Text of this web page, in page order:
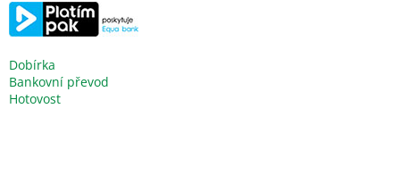
Dobírka
Bankovní převod
Hotovost